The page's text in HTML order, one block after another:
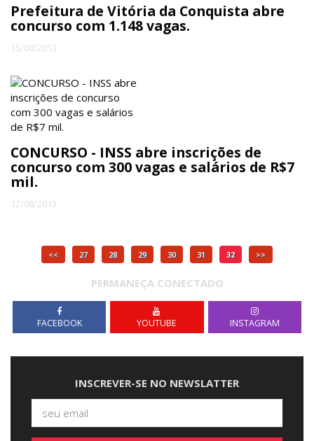
Prefeitura de Vitória da Conquista abre
concurso com 1.148 vagas.
15/08/2013
CONCURSO - INSS abre inscrições de
concurso com 300 vagas e salários de R$7
mil.
12/08/2013
<< 27 28 29 30 31 32 >>
PERMANEÇA CONECTADO
FACEBOOK YOUTUBE INSTAGRAM
INSCREVER-SE NO NEWSLATTER